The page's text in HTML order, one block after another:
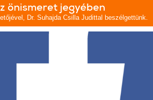
önismeret jegyében
Dr. Suhajda Csilla Judittal beszélgettünk.